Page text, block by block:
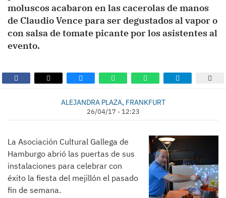
moluscos acabaron en las cacerolas de manos
de Claudio Vence para ser degustados al vapor o
con salsa de tomate picante por los asistentes al
evento.
ALEJANDRA PLAZA, FRANKFURT
26/04/17 - 12:23
La Asociación Cultural Gallega de
Hamburgo abrió las puertas de sus
instalaciones para celebrar con
éxito la fiesta del mejillón el pasado
fin de semana.